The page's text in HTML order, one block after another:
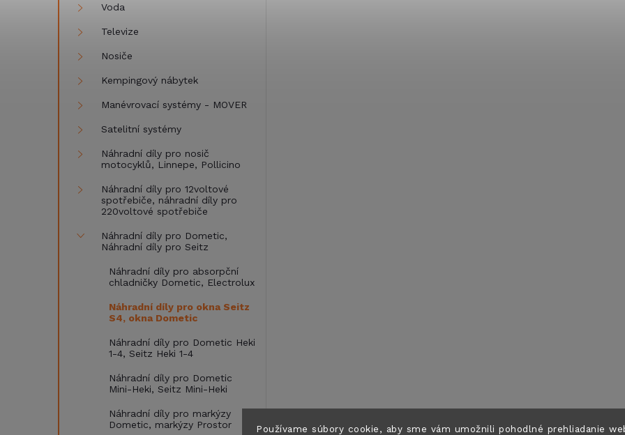
Používame súbory cookie, aby sme vám umožnili pohodlné prehliadanie
Voda
Televize
Nosiče
Kempingový nábytek
Manévrovací systémy - MOVER
Satelitní systémy
Náhradní díly pro nosič
motocyklů, Linnepe, Pollicino
Náhradní díly pro 12voltové
spotřebiče, náhradní díly pro
220voltové spotřebiče
Náhradní díly pro Dometic,
Náhradní díly pro Seitz
Náhradní díly pro absorpční
chladničky Dometic, Electrolux
Náhradní díly pro okna Seitz
S4, okna Dometic
Náhradní díly pro Dometic Heki
1-4, Seitz Heki 1-4
Náhradní díly pro Dometic
Mini-Heki, Seitz Mini-Heki
Náhradní díly pro markýzy
Dometic, markýzy Prostor